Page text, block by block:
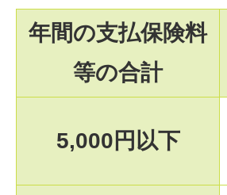
年間の支払保険料
等の合計
5,000円以下